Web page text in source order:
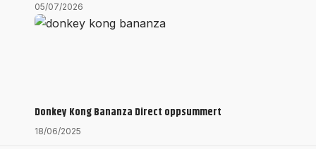
05/07/2026
Donkey Kong Bananza Direct oppsummert
18/06/2025